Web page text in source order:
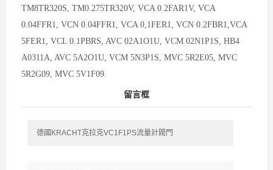
TM8TR320S, TM0.275TR320V, VCA 0.2FAR1V, VCA
0.04FFR1, VCN 0.04FFR1, VCA 0,1FER1, VCN 0.2FBR1,VCA
5FER1, VCL 0.1PBRS, AVC 02A1O1U, VCM 02N1P1S, HB4
A0311A, AVC 5A2O1U, VCM 5N3P1S, MVC 5R2E05, MVC
5R2G09, MVC 5V1F09.
留言框